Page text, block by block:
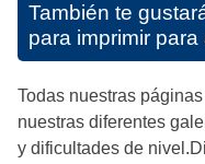
También te
para imprimir para
Todas nuestras
nuestras diferentes
y dificultades de